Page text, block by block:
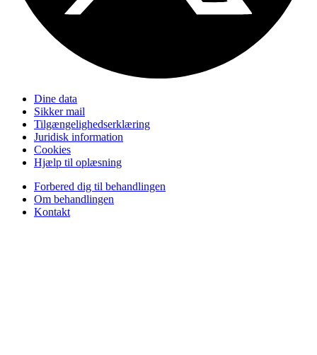
Dine data
Sikker mail
Tilgængelighedserklæring
Juridisk information
Cookies
Hjælp til oplæsning
Forbered dig til behandlingen
Om behandlingen
Kontakt